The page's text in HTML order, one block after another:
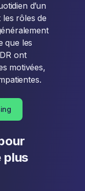
d’un
les rôles de
que les
ont
motivées,
plus